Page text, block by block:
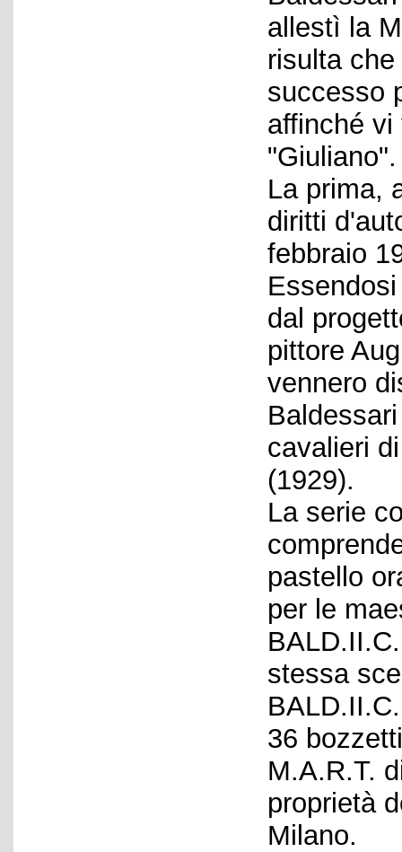
allestì la
risulta
successo
affinché
"Giuliano".
La prima,
diritti
febbraio
dal
pittore
vennero
cavalieri
(1929).
La serie
pastello
per le
stessa
36
M.A.R.T.
proprietà
Milano.